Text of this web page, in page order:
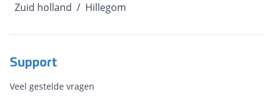
Zuid holland / Hillegom
Support
Veel gestelde vragen